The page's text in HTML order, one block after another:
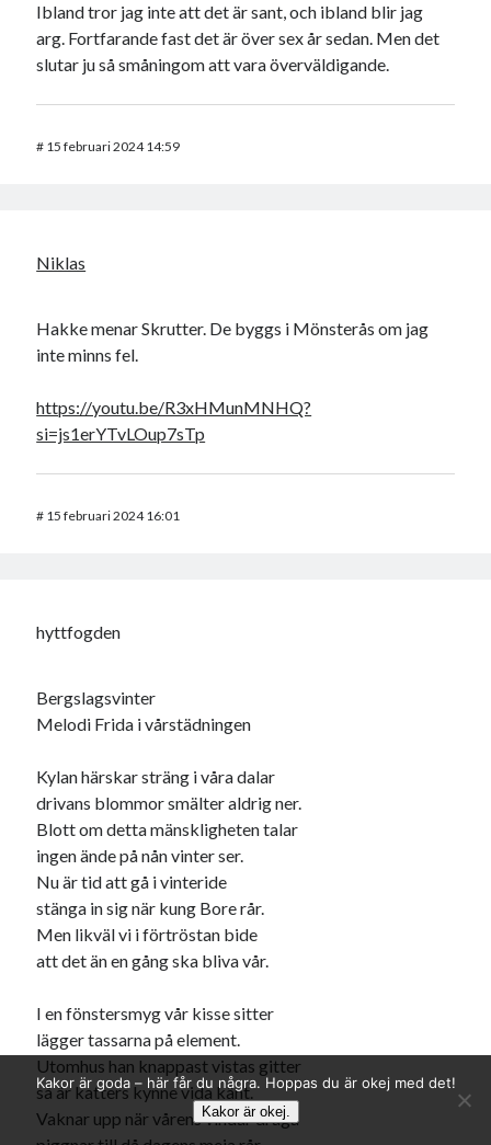
Ibland tror jag inte att det är sant, och ibland blir jag
arg. Fortfarande fast det är över sex år sedan. Men det
slutar ju så småningom att vara överväldigande.
# 15 februari 2024 14:59
Niklas
Hakke menar Skrutter. De byggs i Mönsterås om jag
inte minns fel.
https://youtu.be/R3xHMunMNHQ?
si=js1erYTvLOup7sTp
# 15 februari 2024 16:01
hyttfogden
Bergslagsvinter
Melodi Frida i vårstädningen
Kylan härskar sträng i våra dalar
drivans blommor smälter aldrig ner.
Blott om detta mänskligheten talar
ingen ände på nån vinter ser.
Nu är tid att gå i vinteride
stänga in sig när kung Bore rår.
Men likväl vi i förtröstan bide
att det än en gång ska bliva vår.
I en fönstersmyg vår kisse sitter
lägger tassarna på element.
Utomhus han knappast vistas gitter
så är katters kynne vida känt.
Vaknar upp när vårens vindar draga
Kakor är goda – här får du några. Hoppas du är okej med det!
Kakor är okej.